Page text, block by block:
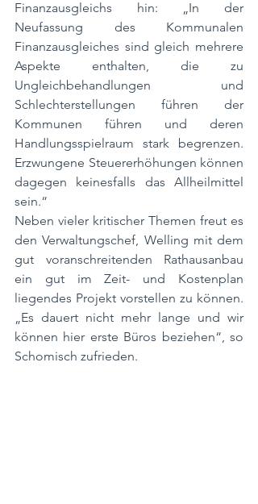
Finanzausgleichs hin: „In der
Neufassung des Kommunalen
Finanzausgleiches sind gleich mehrere
Aspekte enthalten, die zu
Ungleichbehandlungen und
Schlechterstellungen führen der
Kommunen führen und deren
Handlungsspielraum stark begrenzen.
Erzwungene Steuererhöhungen können
dagegen keinesfalls das Allheilmittel
sein.“
Neben vieler kritischer Themen freut es
den Verwaltungschef, Welling mit dem
gut voranschreitenden Rathausanbau
ein gut im Zeit- und Kostenplan
liegendes Projekt vorstellen zu können.
„Es dauert nicht mehr lange und wir
können hier erste Büros beziehen“, so
Schomisch zufrieden.